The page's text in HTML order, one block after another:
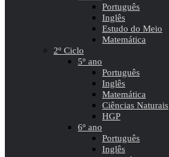
Português
Inglês
Estudo do Meio
Matemática
2º Ciclo
5º ano
Português
Inglês
Matemática
Ciências Naturais
HGP
6º ano
Português
Inglês